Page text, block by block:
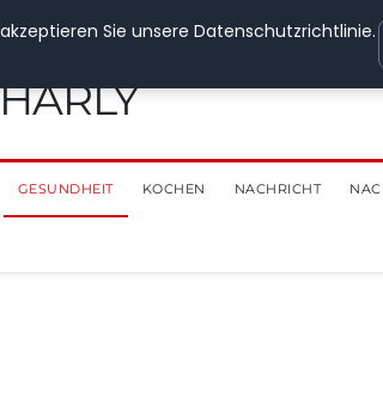
GESUNDHEIT KOCHEN NACHRICHT
Sie unsere Datenschutzrichtlinie.